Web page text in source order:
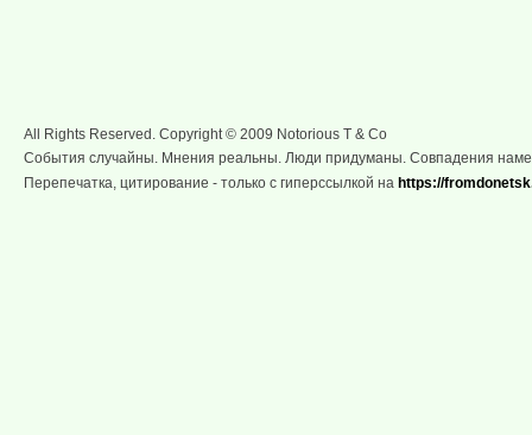
All Rights Reserved. Copyright © 2009 Notorious T & Co
События случайны. Мнения реальны. Люди придуманы. Совпадения
Перепечатка, цитирование - только с гиперссылкой на https://